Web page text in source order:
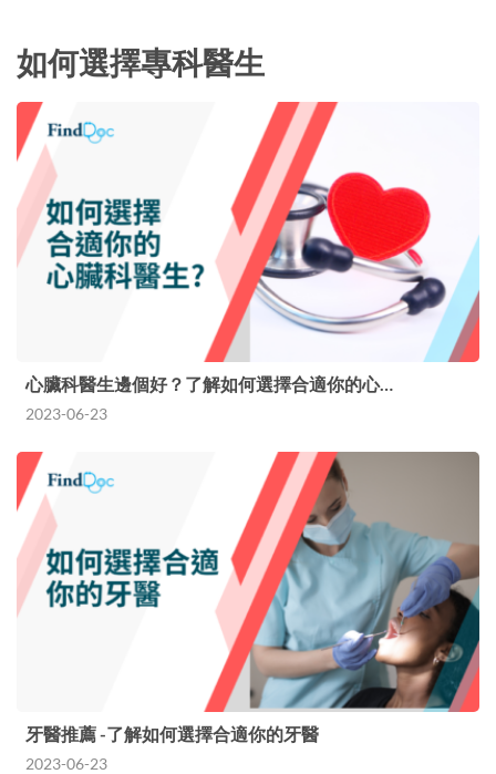
如何選擇專科醫生
心臟科醫生邊個好？了解如何選擇合適你的心…
2023-06-23
牙醫推薦 -了解如何選擇合適你的牙醫
2023-06-23